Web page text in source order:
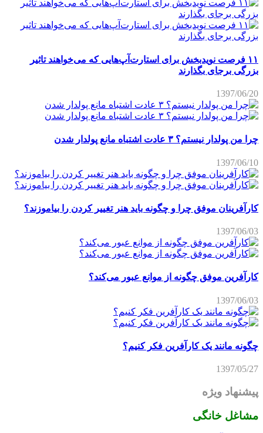
۱۱ فرصت نویدبخش برای استارت‌آپ‌هایی که می‌خواهند تاثیر
بزرگی برجای بگذارند
1397/06/20
چرا من پولدار نیستم؟ ۳ عادت اشتباه مانع پولدار شدن
1397/06/10
کارآفرینان موفق چرا و چگونه باید هنر تغییر کردن را بیاموزند؟
1397/06/03
کارآفرین موفق چگونه از موانع عبور می‌کند؟
1397/06/03
چگونه مانند یک کارآفرین فکر کنیم؟
1397/05/27
پیشنهاد ویژه
مشاغل خانگی